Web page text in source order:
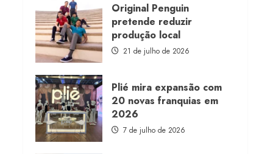
Original Penguin
pretende reduzir
produção local
21 de julho de 2026
Plié mira expansão com
20 novas franquias em
2026
7 de julho de 2026